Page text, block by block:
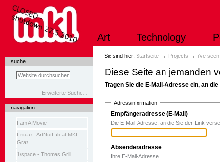
Inhalt
Art Technology
suche
Erweiterte Suche…
navigation
I am A Movie
Frieze - ArtNetLab at MKL
Graz
1/space - Thomas Grill
Sie sind hier: Startseite → Projects →i've
Diese Seite an jemanden
Tragen Sie die E-Mail-Adresse ein, an
Adressinformation
Empfängeradresse (E-Mail)
Die E-Mail-Adresse, an die Sie den Link
Absenderadresse
Ihre E-Mail-Adresse